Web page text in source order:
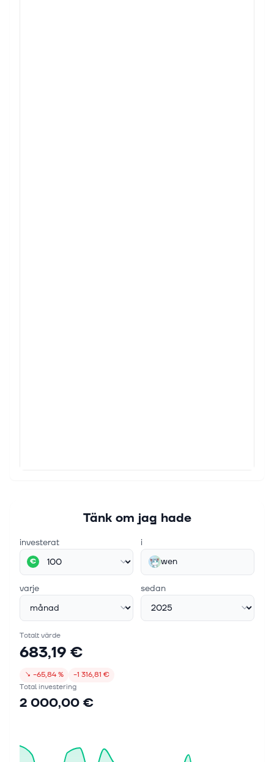
Tänk om jag hade
investerat
€
i
wen
varje sedan
Totalt värde
683,19 €
↘ −65,84 %
−1 316,81 €
Total investering
2 000,00 €